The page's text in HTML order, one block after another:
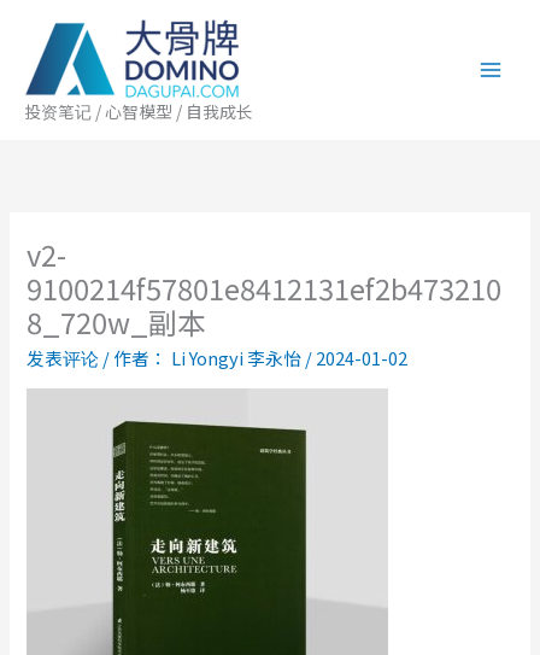
投资笔记 / 心智模型 / 自我成长
v2-
9100214f57801e8412131ef2b473210
8_720w_副本
发表评论/ 作者： Li Yongyi 李永怡/2024-01-02